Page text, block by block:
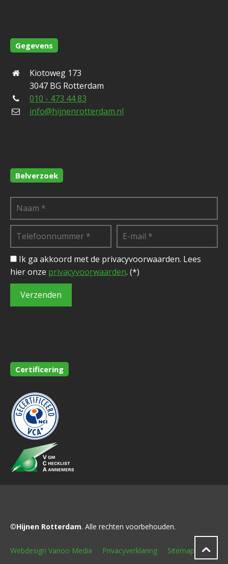
Gegevens
Kiotoweg 173
3047 BG Rotterdam
010 - 473 44 83
info@hijnenrotterdam.nl
Belverzoek
Ik ga akkoord met de privacyvoorwaarden. Lees
hier onze privacyvoorwaarden. (*)
Certificering
©Hijnen Rotterdam. Alle rechten voorbehouden.
Webdesign Vanoo Media Privacyverklaring Sitemap